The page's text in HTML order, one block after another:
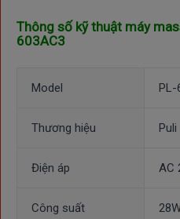
Thông số kỹ thuật máy
603AC3
Model PL-
Thương hiệu Puli
Điện áp AC
Công suất